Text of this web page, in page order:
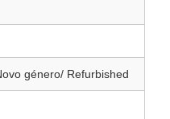
género/ Refurbished